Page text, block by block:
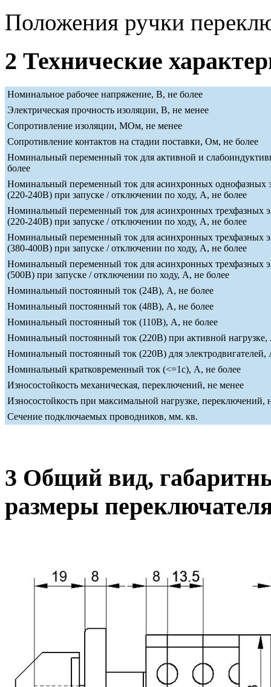
Положения ручки
2 Технические
Номинальное рабочее напряжение, В, не более
Электрическая прочность изоляции, В, не менее
Сопротивление изоляции, МОм, не менее
Сопротивление контактов на стадии поставки, Ом, не более
Номинальный переменный ток для активной и
более
Номинальный переменный ток для асинхронных однофазных
(220-240В) при запуске / отключении по ходу, А, не более
Номинальный переменный ток для асинхронных трехфазных
(220-240В) при запуске / отключении по ходу, А, не более
Номинальный переменный ток для асинхронных трехфазных
(380-400В) при запуске / отключении по ходу, А, не более
Номинальный переменный ток для асинхронных трехфазных
(500В) при запуске / отключении по ходу, А, не более
Номинальный постоянный ток (24В), А, не более
Номинальный постоянный ток (48В), А, не более
Номинальный постоянный ток (110В), А, не более
Номинальный постоянный ток (220В) при активной нагрузке,
Номинальный постоянный ток (220В) для электродвигателей,
Номинальный кратковременный ток (<=1c), А, не более
Износостойкость механическая, переключений, не менее
Износостойкость при максимальной нагрузке, переключений,
Сечение подключаемых проводников, мм. кв.
3 Общий вид,
размеры